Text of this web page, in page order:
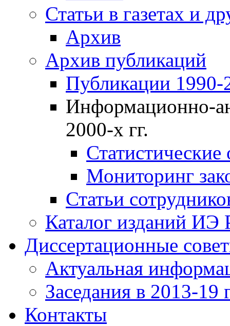
Статьи в газетах и
Архив
Архив публикаций
Публикации 1990-
Информационно-
2000-х гг.
Мониторинг
Статьи
Каталог изданий ИЭ
Диссертационные
Актуальная
Заседания в 2013-19
Контакты